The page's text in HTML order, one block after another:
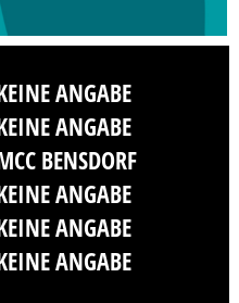
ANGABE
ANGABE
BENSDORF
ANGABE
ANGABE
ANGABE